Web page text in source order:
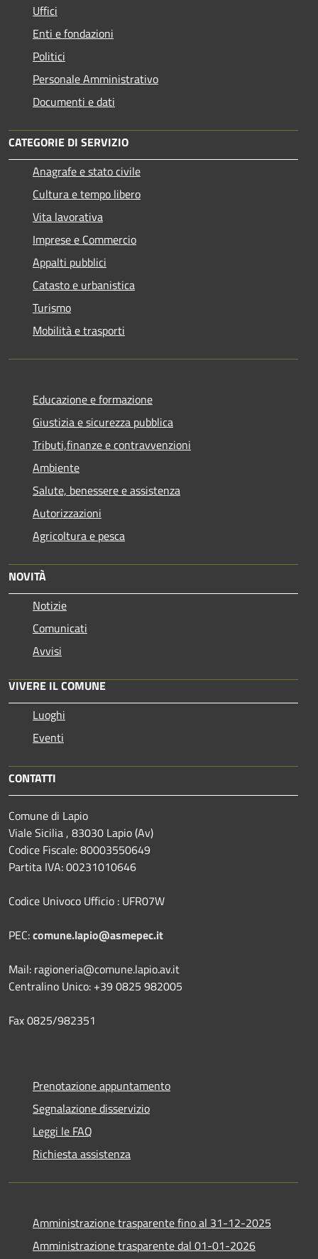
Uffici
Enti e fondazioni
Politici
Personale Amministrativo
Documenti e dati
CATEGORIE DI SERVIZIO
Anagrafe e stato civile
Cultura e tempo libero
Vita lavorativa
Imprese e Commercio
Appalti pubblici
Catasto e urbanistica
Turismo
Mobilità e trasporti
Educazione e formazione
Giustizia e sicurezza pubblica
Tributi,finanze e contravvenzioni
Ambiente
Salute, benessere e assistenza
Autorizzazioni
Agricoltura e pesca
NOVITÀ
Notizie
Comunicati
Avvisi
VIVERE IL COMUNE
Luoghi
Eventi
CONTATTI
Comune di Lapio
Viale Sicilia , 83030 Lapio (Av)
Codice Fiscale: 80003550649
Partita IVA: 00231010646
Codice Univoco Ufficio : UFR07W
PEC:comune.lapio@asmepec.it
Mail: ragioneria@comune.lapio.av.it
Centralino Unico: +39 0825 982005
Fax 0825/982351
Prenotazione appuntamento
Segnalazione disservizio
Leggi le FAQ
Richiesta assistenza
Amministrazione trasparente fino al 31-12-2025
Amministrazione trasparente dal 01-01-2026